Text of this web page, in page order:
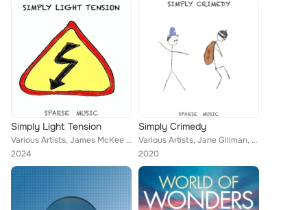
Simply Light Tension
Various Artists, James McKee Smith, Miguel Angel Conte Canencia, James Stamper, Mark Hatter, Stanley Crandall Morris, Peter Mart...
2024
Simply Crimedy
Various Artists, Jane Gillman, Elna Maria Myburg, Steven Anthony Massuri, Mark Hatter, Stanley Crandall Morris, Bald Wyntin
2020